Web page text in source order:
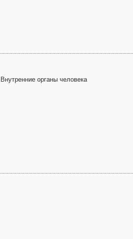
Внутренние органы человека